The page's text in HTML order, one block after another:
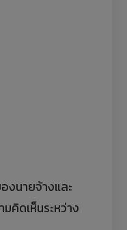
งนายจ้างและ
คิดเห็นระหว่าง